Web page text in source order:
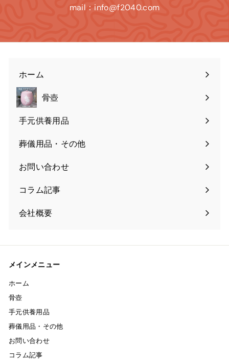
mail：info@f2040.com
ホーム
骨壺
手元供養用品
葬儀用品・その他
お問い合わせ
コラム記事
会社概要
メインメニュー
ホーム
骨壺
手元供養用品
葬儀用品・その他
お問い合わせ
コラム記事